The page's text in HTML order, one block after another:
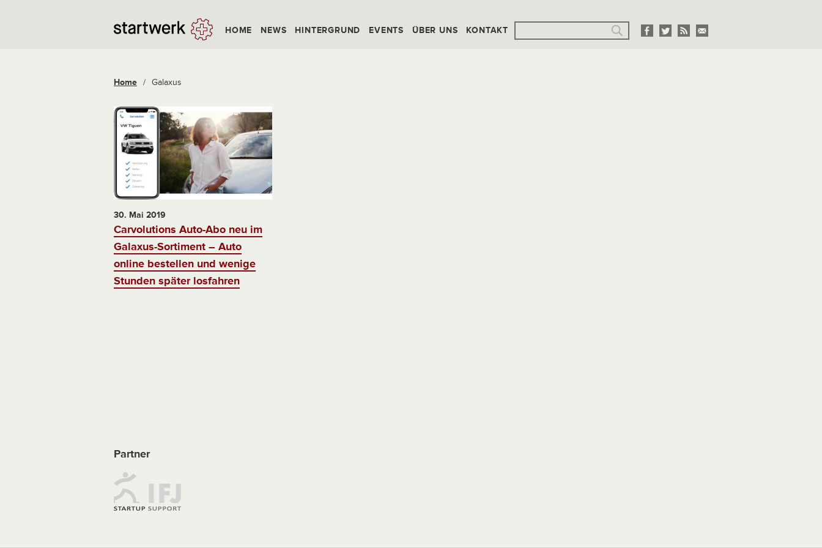
HOME NEWS HINTERGRUND EVENTS ÜBER UNS KONTAKT
Home / Galaxus
30. Mai 2019
Carvolutions Auto-Abo neu im
Galaxus-Sortiment – Auto
online bestellen und wenige
Stunden später losfahren
Partner